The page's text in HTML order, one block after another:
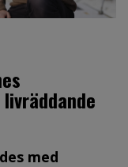
med